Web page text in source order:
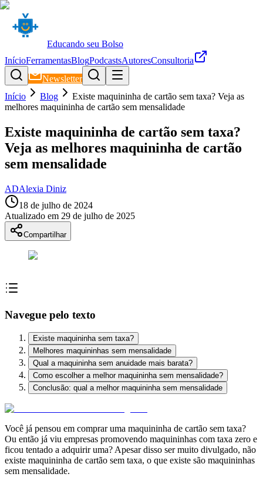
Educando seu Bolso
InícioFerramentasBlogPodcastsAutoresConsultoria
Newsletter
Início
Blog
Existe maquininha de cartão sem taxa? Veja as
melhores maquininha de cartão sem mensalidade
Existe maquininha de cartão sem taxa?
Veja as melhores maquininha de cartão
sem mensalidade
ADAlexia Diniz
18 de julho de 2024
Atualizado em 29 de julho de 2025
Compartilhar
Navegue pelo texto
Existe maquininha sem taxa?
Melhores maquininhas sem mensalidade
Qual a maquininha sem anuidade mais barata?
Como escolher a melhor maquininha sem mensalidade?
Conclusão: qual a melhor maquininha sem mensalidade
Você já pensou em comprar uma maquininha de cartão sem taxa?
Ou então já viu empresas promovendo maquininhas com taxa zero e
ficou tentado a adquirir uma? Apesar disso ser muito divulgado, não
existe maquininha de cartão sem taxa, o que existe são maquininhas
sem mensalidade.